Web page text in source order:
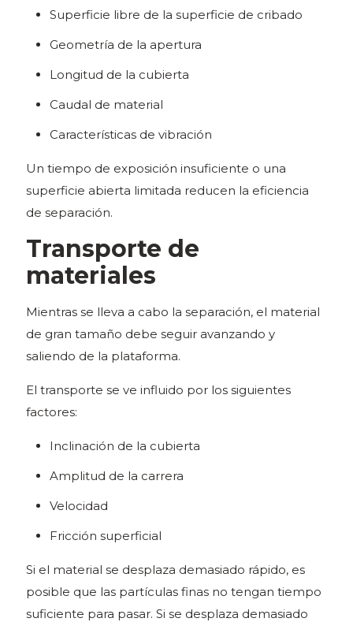
Superficie libre de la superficie de cribado
Geometría de la apertura
Longitud de la cubierta
Caudal de material
Características de vibración
Un tiempo de exposición insuficiente o una
superficie abierta limitada reducen la eficiencia
de separación.
Transporte de
materiales
Mientras se lleva a cabo la separación, el material
de gran tamaño debe seguir avanzando y
saliendo de la plataforma.
El transporte se ve influido por los siguientes
factores:
Inclinación de la cubierta
Amplitud de la carrera
Velocidad
Fricción superficial
Si el material se desplaza demasiado rápido, es
posible que las partículas finas no tengan tiempo
suficiente para pasar. Si se desplaza demasiado